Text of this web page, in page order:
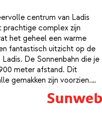
centrum van Ladis
prachtige complex zijn
het geheel een warme
fantastisch uitzicht op de
De Sonnenbahn die je
meter afstand. Dit
gemakken zijn voorzien.
Daarnaast vind je er